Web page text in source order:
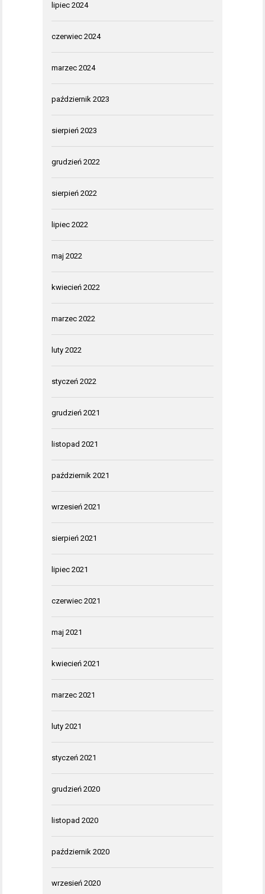
lipiec 2024
czerwiec 2024
marzec 2024
październik 2023
sierpień 2023
grudzień 2022
sierpień 2022
lipiec 2022
maj 2022
kwiecień 2022
marzec 2022
luty 2022
styczeń 2022
grudzień 2021
listopad 2021
październik 2021
wrzesień 2021
sierpień 2021
lipiec 2021
czerwiec 2021
maj 2021
kwiecień 2021
marzec 2021
luty 2021
styczeń 2021
grudzień 2020
listopad 2020
październik 2020
wrzesień 2020